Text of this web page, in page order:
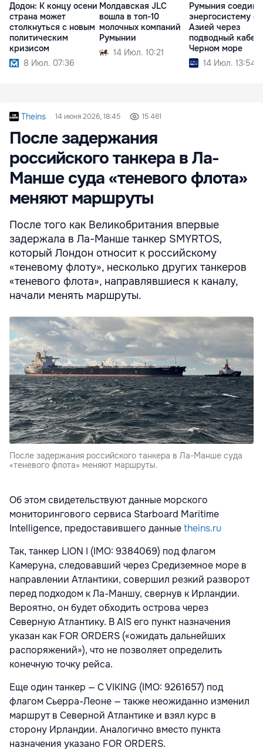
Додон: К концу осени
страна может
столкнуться с новым
политическим
кризисом
8 Июл. 07:36
Молдавская JLC
вошла в топ-10
молочных компаний
Румынии
14 Июл. 10:21
Румыния
энергосистему с
Азией через
подводный
Черном море
14 Июл. 13:54
Theins 14 июня 2026, 18:45 15 461
После задержания
российского танкера в Ла-
Манше суда «теневого флота»
меняют маршруты
После того как Великобритания впервые
задержала в Ла-Манше танкер SMYRTOS,
который Лондон относит к российскому
«теневому флоту», несколько других танкеров
«теневого флота», направлявшиеся к каналу,
начали менять маршруты.
После задержания российского танкера в Ла-Манше суда
«теневого флота» меняют маршруты.
Об этом свидетельствуют данные морского
мониторингового сервиса Starboard Maritime
Intelligence, предоставившего данныеtheins.ru
Так, танкер LION I (IMO: 9384069) под флагом
Камеруна, следовавший через Средиземное море в
направлении Атлантики, совершил резкий разворот
перед подходом к Ла-Маншу, свернув к Ирландии.
Вероятно, он будет обходить острова через
Северную Атлантику. В AIS его пункт назначения
указан как FOR ORDERS («ожидать дальнейших
распоряжений»), что не позволяет определить
конечную точку рейса.
Еще один танкер — C VIKING (IMO: 9261657) под
флагом Сьерра-Леоне — также неожиданно изменил
маршрут в Северной Атлантике и взял курс в
сторону Ирландии. Аналогично вместо пункта
назначения указано FOR ORDERS.